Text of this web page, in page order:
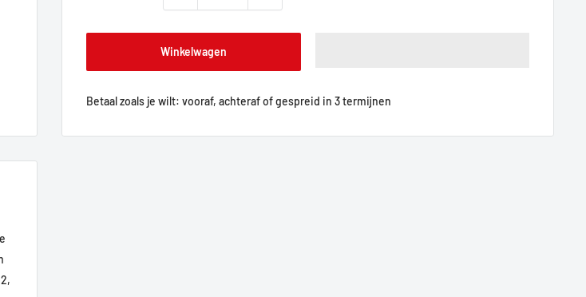
Winkelwagen
Betaal zoals je wilt: vooraf, achteraf of gespreid in 3 termijnen